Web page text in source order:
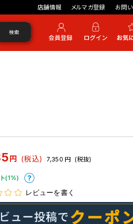
店舗情報 メルマガ登録 お問
検索
円 (税込) 7,350 円 (税抜)
(1%)
レビューを書く